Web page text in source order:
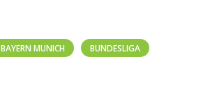
BAYERN MUNICH BUNDESLIGA